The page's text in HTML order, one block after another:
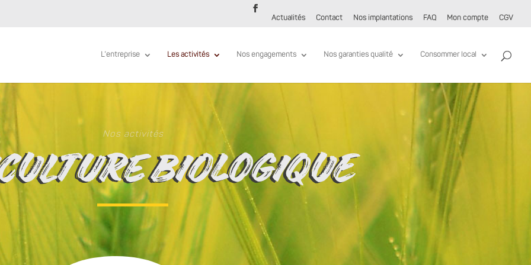
Actualités Contact Nos implantations FAQ Mon compte CGV
L’entreprise Les activités Nos engagements Nos garanties qualité Consommer local
Nos activités
BIOLOGIQUE